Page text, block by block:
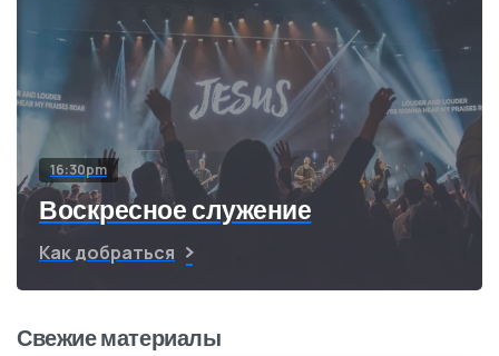
16:30pm
Воскресное служение
Как добраться
Свежие материалы